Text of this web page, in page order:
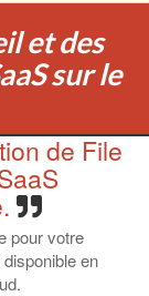
et des
sur le
de File
pour votre
en